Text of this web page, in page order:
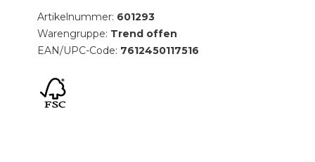
Artikelnummer: 601293
Warengruppe: Trend offen
EAN/UPC-Code: 7612450117516